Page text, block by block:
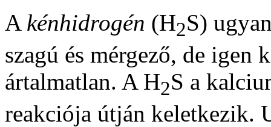
A kénhidrogén (H2S)
szagú és mérgező, de igen
ártalmatlan. A H2S a
reakciója útján keletkezik.